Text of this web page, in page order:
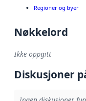
Regioner og byer
Nøkkelord
Ikke oppgitt
Diskusjoner